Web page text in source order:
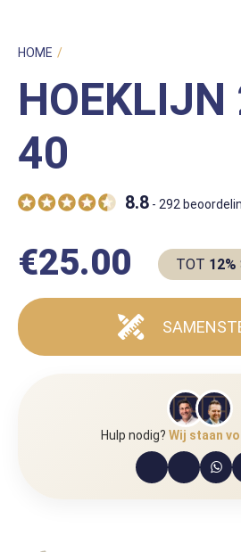
HOME /
HOEKLIJN
40
8.8 - 292
€25.00 TOT 12%
Hulp nodig? Wij staan